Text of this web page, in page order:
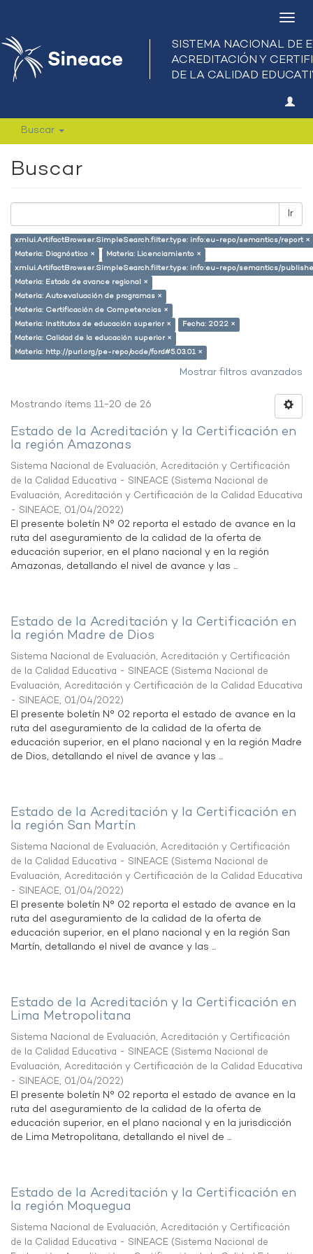
Buscar
Buscar
Ir
xmlui.ArtifactBrowser.SimpleSearch.filter.type: info:eu-repo/semantics/report ×
Materia: Diagnóstico ×
Materia: Licenciamiento ×
xmlui.ArtifactBrowser.SimpleSearch.filter.type: info:eu-repo/semantics/
Materia: Estado de avance regional ×
Materia: Autoevaluación de programas ×
Materia: Certificación de Competencias ×
Materia: Institutos de educación superior ×
Fecha: 2022 ×
Materia: Calidad de la educación superior ×
Materia: http://purl.org/pe-repo/ocde/ford#5.03.01 ×
Mostrar filtros avanzados
Mostrando ítems 11-20 de 26
Estado de la Acreditación y la Certificación en
la región Amazonas
Sistema Nacional de Evaluación, Acreditación y Certificación
de la Calidad Educativa - SINEACE (Sistema Nacional de
Evaluación, Acreditación y Certificación de la Calidad Educativa
- SINEACE, 01/04/2022)
El presente boletín N° 02 reporta el estado de avance en la
ruta del aseguramiento de la calidad de la oferta de
educación superior, en el plano nacional y en la región
Amazonas, detallando el nivel de avance y las ...
Estado de la Acreditación y la Certificación en
la región Madre de Dios
Sistema Nacional de Evaluación, Acreditación y Certificación
de la Calidad Educativa - SINEACE (Sistema Nacional de
Evaluación, Acreditación y Certificación de la Calidad Educativa
- SINEACE, 01/04/2022)
El presente boletín N° 02 reporta el estado de avance en la
ruta del aseguramiento de la calidad de la oferta de
educación superior, en el plano nacional y en la región Madre
de Dios, detallando el nivel de avance y las ...
Estado de la Acreditación y la Certificación en
la región San Martín
Sistema Nacional de Evaluación, Acreditación y Certificación
de la Calidad Educativa - SINEACE (Sistema Nacional de
Evaluación, Acreditación y Certificación de la Calidad Educativa
- SINEACE, 01/04/2022)
El presente boletín N° 02 reporta el estado de avance en la
ruta del aseguramiento de la calidad de la oferta de
educación superior, en el plano nacional y en la región San
Martín, detallando el nivel de avance y las ...
Estado de la Acreditación y la Certificación en
Lima Metropolitana
Sistema Nacional de Evaluación, Acreditación y Certificación
de la Calidad Educativa - SINEACE (Sistema Nacional de
Evaluación, Acreditación y Certificación de la Calidad Educativa
- SINEACE, 01/04/2022)
El presente boletín N° 02 reporta el estado de avance en la
ruta del aseguramiento de la calidad de la oferta de
educación superior, en el plano nacional y en la jurisdicción
de Lima Metropolitana, detallando el nivel de ...
Estado de la Acreditación y la Certificación en
la región Moquegua
Sistema Nacional de Evaluación, Acreditación y Certificación
de la Calidad Educativa - SINEACE (Sistema Nacional de